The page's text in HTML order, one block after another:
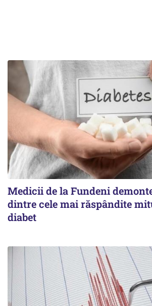
Medicii de la Fundeni
dintre cele mai răspândite
diabet